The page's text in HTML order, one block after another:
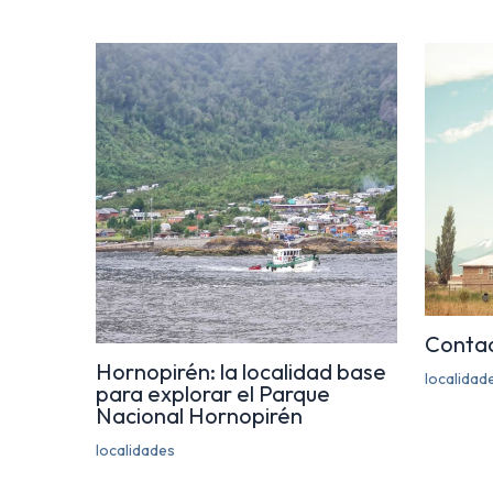
Hornopirén: la localidad base
para explorar el Parque
Nacional Hornopirén
localidades